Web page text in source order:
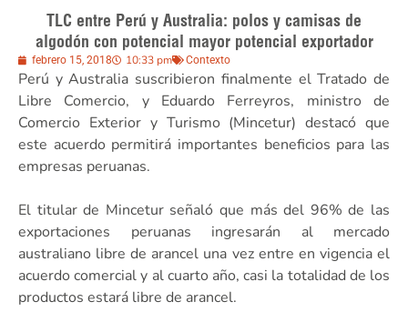
TLC entre Perú y Australia: polos y camisas de
algodón con potencial mayor potencial exportador
febrero 15, 2018 10:33 pm Contexto
Perú y Australia suscribieron finalmente el Tratado de
Libre Comercio, y Eduardo Ferreyros, ministro de
Comercio Exterior y Turismo (Mincetur) destacó que
este acuerdo permitirá importantes beneficios para las
empresas peruanas.
El titular de Mincetur señaló que más del 96% de las
exportaciones peruanas ingresarán al mercado
australiano libre de arancel una vez entre en vigencia el
acuerdo comercial y al cuarto año, casi la totalidad de los
productos estará libre de arancel.